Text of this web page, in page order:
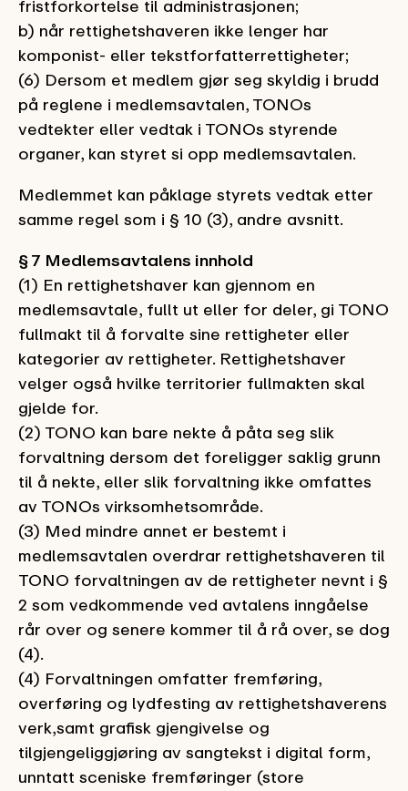
fristforkortelse til administrasjonen;
b) når rettighetshaveren ikke lenger har
komponist- eller tekstforfatterrettigheter;
(6) Dersom et medlem gjør seg skyldig i brudd
på reglene i medlemsavtalen, TONOs
vedtekter eller vedtak i TONOs styrende
organer, kan styret si opp medlemsavtalen.
Medlemmet kan påklage styrets vedtak etter
samme regel som i § 10 (3), andre avsnitt.
§ 7 Medlemsavtalens innhold
(1) En rettighetshaver kan gjennom en
medlemsavtale, fullt ut eller for deler, gi TONO
fullmakt til å forvalte sine rettigheter eller
kategorier av rettigheter. Rettighetshaver
velger også hvilke territorier fullmakten skal
gjelde for.
(2) TONO kan bare nekte å påta seg slik
forvaltning dersom det foreligger saklig grunn
til å nekte, eller slik forvaltning ikke omfattes
av TONOs virksomhetsområde.
(3) Med mindre annet er bestemt i
medlemsavtalen overdrar rettighetshaveren til
TONO forvaltningen av de rettigheter nevnt i §
2 som vedkommende ved avtalens inngåelse
rår over og senere kommer til å rå over, se dog
(4).
(4) Forvaltningen omfatter fremføring,
overføring og lydfesting av rettighetshaverens
verk,samt grafisk gjengivelse og
tilgjengeliggjøring av sangtekst i digital form,
unntatt sceniske fremføringer (store